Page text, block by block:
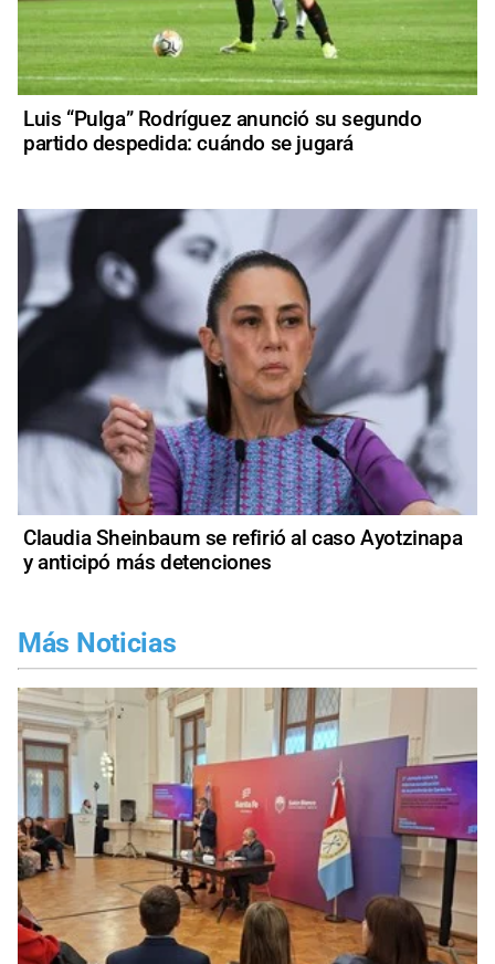
Luis “Pulga” Rodríguez anunció su segundo
partido despedida: cuándo se jugará
Claudia Sheinbaum se refirió al caso Ayotzinapa
y anticipó más detenciones
Más Noticias